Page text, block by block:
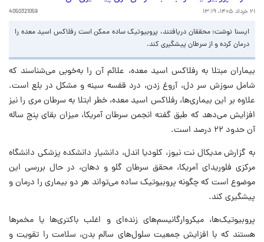
۲۱ خرداد ۱۴۰۵، ۱۳:۱۹ 4050321059
ایسنا نوشت: محققان دریافتند، پروبیوتیک ساده ممکن است رفلاکس اسید معده را
درمان کرده و از سرطان پیشگیری کند.
بیماران مبتلا به رفلاکس اسید معده، علائم آن را به‌خوبی می‌شناسند که
شامل سوزش سر دل، آروغ زدن، درد قفسه سینه و مشکل در بلع است.
علاوه بر این بیماری‌ها، رفلاکس اسید معده، خطر ابتلا به سرطان مری را نیز
افزایش می‌دهد که طبق گفته انجمن سرطان آمریکا، میزان بقای پنج ساله
آن حدود ۲۲ درصد است.
به گزارش مدیکال نت نیوز، کلودیا اندل، دانشیار دانشکده پزشکی دانشگاه
مرکزی فلوریدای آمریکا، محقق سرطان گلو و دهان، در حال بررسی این
موضوع است که چگونه پروبیوتیک ساده می‌تواند هر دو بیماری را درمان و
پیشگیری کند.
پروبیوتیک‌ها، میکروارگانیسم‌های زنده‌ای و اغلب باکتری‌ها یا مخمرها
هستند که با افزایش جمعیت سلول‌های سالم بدن، سلامت را تقویت و